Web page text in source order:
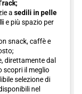
a sedili in pelle
e più spazio per
snack, caffè e
direttamente dal
scopri il meglio
selezione di
nel